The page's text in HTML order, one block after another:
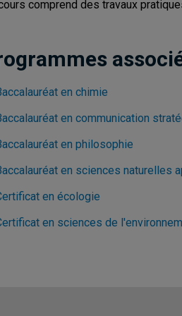
comprend des travaux
en chimie
en communication
en philosophie
en sciences naturelles
en écologie
en sciences de